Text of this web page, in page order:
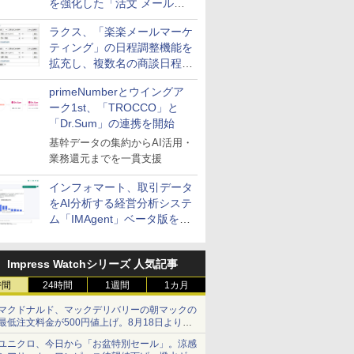
を強化した「活文 メール誤
送信防止アドインサービス」
を提供
ラクス、「楽楽メールマーケ
ティング」の日程調整機能を
拡充し、複数名の商談日程調
整を効率化
primeNumberとウイングア
ーク1st、「TROCCO」と
「Dr.Sum」の連携を開始
基幹データの集約からAI活用・
業務還元までを一貫支援
インフォマート、取引データ
をAI分析する経営分析システ
ム「IMAgent」ベータ版を提
Impress Watchシリーズ 人気記事
24時間 1週間 1カ月
クドナルド、マックデリバリーの朝マックの
低注文料金が500円値上げ。8月18日より
円から受付
ニクロ、今日から「お盆特別セール」。涼感